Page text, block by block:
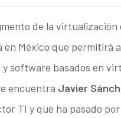
de la
México que permitirá
software basados en
encuentra Javier
TI y que ha pasado